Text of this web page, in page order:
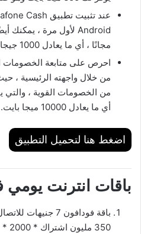
مجانًا ، أي ما يعادل 1000 جيجا بايت.
احرص على متابعة الخصومات
من خلال واجهته الرئيسية ،
أي ما يعادل 10000 ميجا بايت.
اضغط هنا لتحميل التطبيق
باقات انترنت يومي
باقة فودافون 7
350 مليون اشتراك * 2000 * 77 #.